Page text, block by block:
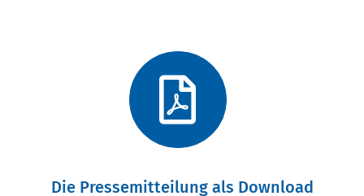
Die Pressemitteilung als Download